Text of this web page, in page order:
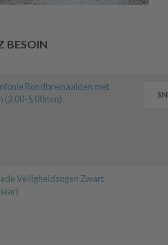
BESOIN
Rondbreinaalden met
(2.00-5.00mm)
Veiligheidsogen Zwart